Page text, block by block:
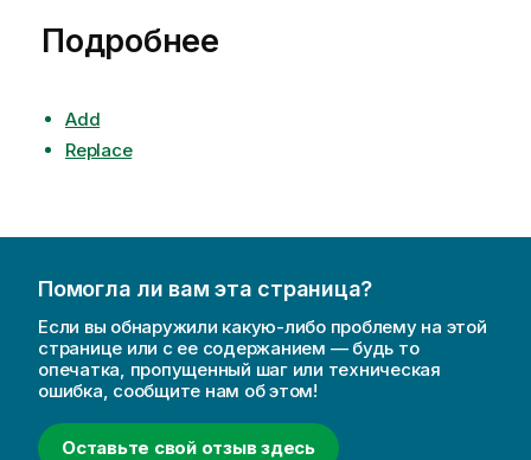
Подробнее
Add
Replace
Помогла ли вам эта страница?
Если вы обнаружили какую-либо проблему на этой
странице или с ее содержанием — будь то
опечатка, пропущенный шаг или техническая
ошибка, сообщите нам об этом!
Оставьте свой отзыв здесь